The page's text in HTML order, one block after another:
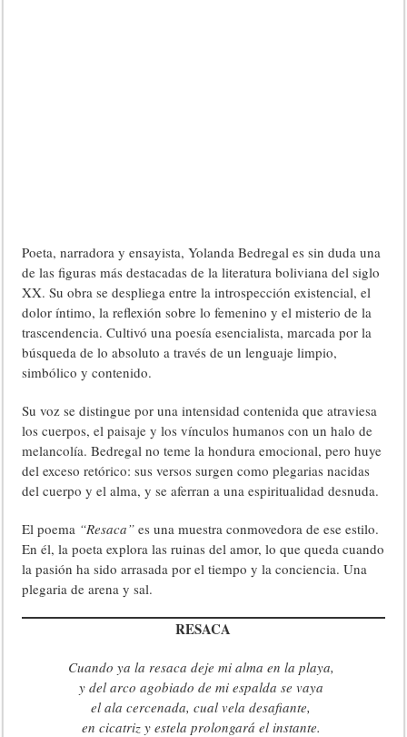
Poeta, narradora y ensayista, Yolanda Bedregal es sin duda una
de las figuras más destacadas de la literatura boliviana del siglo
XX. Su obra se despliega entre la introspección existencial, el
dolor íntimo, la reflexión sobre lo femenino y el misterio de la
trascendencia. Cultivó una poesía esencialista, marcada por la
búsqueda de lo absoluto a través de un lenguaje limpio,
simbólico y contenido.
Su voz se distingue por una intensidad contenida que atraviesa
los cuerpos, el paisaje y los vínculos humanos con un halo de
melancolía. Bedregal no teme la hondura emocional, pero huye
del exceso retórico: sus versos surgen como plegarias nacidas
del cuerpo y el alma, y se aferran a una espiritualidad desnuda.
El poema “Resaca” es una muestra conmovedora de ese estilo.
En él, la poeta explora las ruinas del amor, lo que queda cuando
la pasión ha sido arrasada por el tiempo y la conciencia. Una
plegaria de arena y sal.
RESACA
Cuando ya la resaca deje mi alma en la playa,
y del arco agobiado de mi espalda se vaya
el ala cercenada, cual vela desafiante,
en cicatriz y estela prolongará el instante.